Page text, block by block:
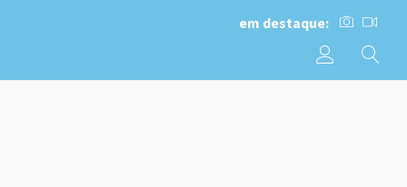
em destaque: